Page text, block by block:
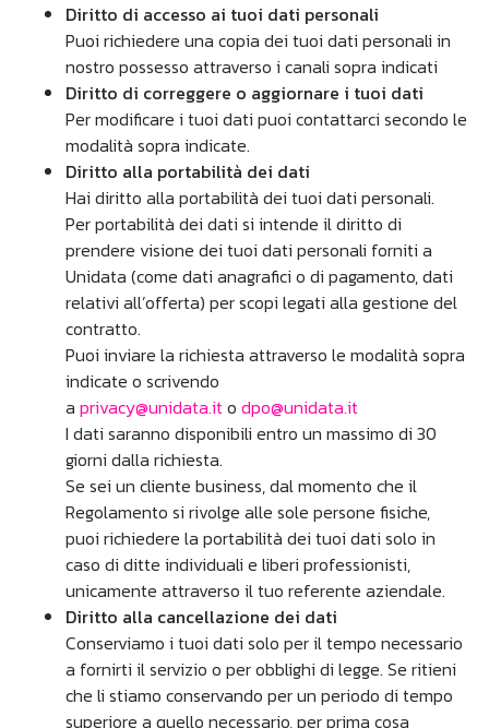
Diritto di accesso ai tuoi dati personali
Puoi richiedere una copia dei tuoi dati personali in
nostro possesso attraverso i canali sopra indicati
Diritto di correggere o aggiornare i tuoi dati
Per modificare i tuoi dati puoi contattarci secondo le
modalità sopra indicate.
Diritto alla portabilità dei dati
Hai diritto alla portabilità dei tuoi dati personali.
Per portabilità dei dati si intende il diritto di
prendere visione dei tuoi dati personali forniti a
Unidata (come dati anagrafici o di pagamento, dati
relativi all’offerta) per scopi legati alla gestione del
contratto.
Puoi inviare la richiesta attraverso le modalità sopra
indicate o scrivendo
a privacy@unidata.ito dpo@unidata.it
I dati saranno disponibili entro un massimo di 30
giorni dalla richiesta.
Se sei un cliente business, dal momento che il
Regolamento si rivolge alle sole persone fisiche,
puoi richiedere la portabilità dei tuoi dati solo in
caso di ditte individuali e liberi professionisti,
unicamente attraverso il tuo referente aziendale.
Diritto alla cancellazione dei dati
Conserviamo i tuoi dati solo per il tempo necessario
a fornirti il servizio o per obblighi di legge. Se ritieni
che li stiamo conservando per un periodo di tempo
superiore a quello necessario, per prima cosa